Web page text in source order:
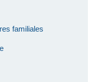
familiales